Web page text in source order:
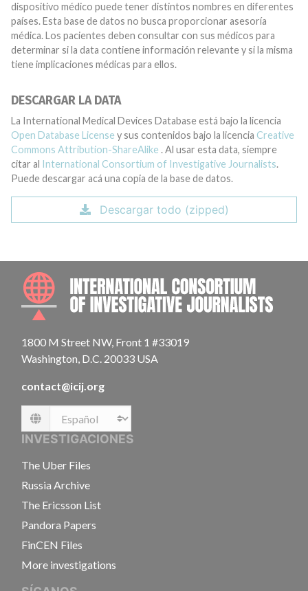
dispositivo médico puede tener distintos nombres en diferentes
países. Esta base de datos no busca proporcionar asesoría
médica. Los pacientes deben consultar con sus médicos para
determinar si la data contiene información relevante y si la misma
tiene implicaciones médicas para ellos.
DESCARGAR LA DATA
La International Medical Devices Database está bajo la licencia
Open Database License y sus contenidos bajo la licencia Creative
Commons Attribution-ShareAlike . Al usar esta data, siempre
citar al International Consortium of Investigative Journalists.
Puede descargar acá una copia de la base de datos.
Descargar todo (zipped)
1800 M Street NW, Front 1 #33019
Washington, D.C. 20033 USA
contact@icij.org
Language
INVESTIGACIONES
The Uber Files
Russia Archive
The Ericsson List
Pandora Papers
FinCEN Files
More investigations